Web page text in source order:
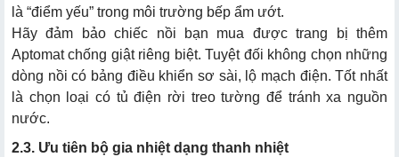
là “điểm yếu” trong môi trường bếp ẩm ướt.
Hãy đảm bảo chiếc nồi bạn mua được trang bị thêm
Aptomat chống giật riêng biệt. Tuyệt đối không chọn những
dòng nồi có bảng điều khiển sơ sài, lộ mạch điện. Tốt nhất
là chọn loại có tủ điện rời treo tường để tránh xa nguồn
nước.
2.3. Ưu tiên bộ gia nhiệt dạng thanh nhiệt